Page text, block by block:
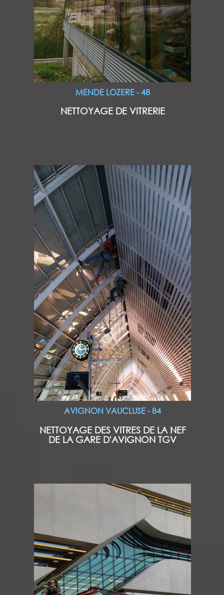
MENDE LOZERE - 48
NETTOYAGE DE VITRERIE
AVIGNON VAUCLUSE - 84
NETTOYAGE DES VITRES DE LA NEF
DE LA GARE D'AVIGNON TGV